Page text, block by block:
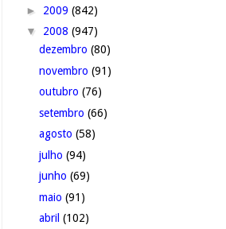
► 2009 (842)
▼ 2008 (947)
dezembro (80)
novembro (91)
outubro (76)
setembro (66)
agosto (58)
julho (94)
junho (69)
maio (91)
abril (102)